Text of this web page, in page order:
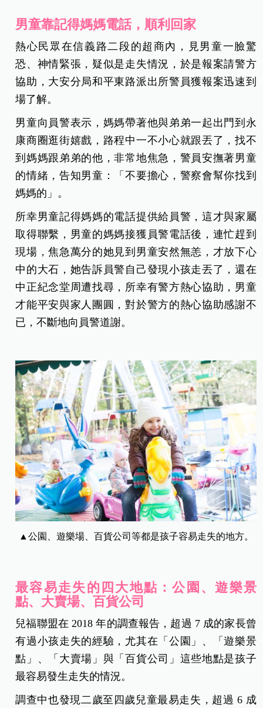
男童靠記得媽媽電話，順利回家
熱心民眾在信義路二段的超商內，見男童一臉驚
恐、神情緊張，疑似是走失情況，於是報案請警方
協助，大安分局和平東路派出所警員獲報案迅速到
場了解。
男童向員警表示，媽媽帶著他與弟弟一起出門到永
康商圈逛街嬉戲，路程中一不小心就跟丟了，找不
到媽媽跟弟弟的他，非常地焦急，警員安撫著男童
的情緒，告知男童：「不要擔心，警察會幫你找到
媽媽的」。
所幸男童記得媽媽的電話提供給員警，這才與家屬
取得聯繫，男童的媽媽接獲員警電話後，連忙趕到
現場，焦急萬分的她見到男童安然無恙，才放下心
中的大石，她告訴員警自己發現小孩走丟了，還在
中正紀念堂周遭找尋，所幸有警方熱心協助，男童
才能平安與家人團圓，對於警方的熱心協助感謝不
已，不斷地向員警道謝。
▲公園、遊樂場、百貨公司等都是孩子容易走失的地方。
最容易走失的四大地點：公園、遊樂景
點、大賣場、百貨公司
兒福聯盟在 2018 年的調查報告，超過 7 成的家長曾
有過小孩走失的經驗，尤其在「公園」、「遊樂景
點」、「大賣場」與「百貨公司」這些地點是孩子
最容易發生走失的情況。
調查中也發現二歲至四歲兒童最易走失，超過 6 成